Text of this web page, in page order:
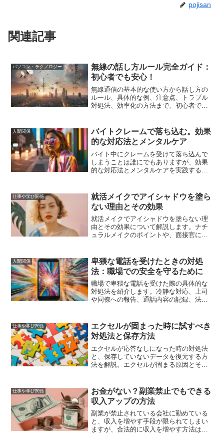
pojisan
関連記事
パソコン・テクノロジー
無線の話し方ルール完全ガイド：
初心者でも安心！
無線通信の基本的な使い方から話し方の
ルール、具体的な例、注意点、トラブル
対処法、効率化の方法まで、初心者でも
人間関係
バイトクレームで落ち込む。効果
的な対応法とメンタルケア
バイト中にクレームを受けて落ち込んで
しまうことは誰にでもありますが、効果
的な対応法とメンタルケアを実践するこ
事では、クレーム対応の基本的な方法や
心構え、具体的なステップ、メンタルケ
ア方法、成功例と失敗例、ストレス解消
法、人間関係のコツについて詳しく解説
します。
仕事や学び関係
就活メイクでアイシャドウを塗ら
ない理由とその効果
就活メイクでアイシャドウを塗らない理
由とその効果について解説します。ナチ
ュラルメイクのポイントや、面接官に好
のアドバイスを提供します。
人間関係
卑猥な電話を受けたときの対処
法：職場での安全を守るために
職場で卑猥な電話を受けた際の具体的な
対処法を紹介します。冷静な対応、上司
や同僚への報告、通話内容の記録、法的
う。
仕事や学び関係
エクセルが固まった時に試すべき
対処法と保存方法
エクセルが応答なしになった時の対処法
と、保存していないデータを復元する方
法を解説。エクセルが固まる原因とその
仕事や学び関係
お金がない？副業禁止でもできる
収入アップの方法
副業が禁止されている会社に勤めている
と、収入を増やす手段が限られてしまい
ますが、合法的に収入を増やす方法はい